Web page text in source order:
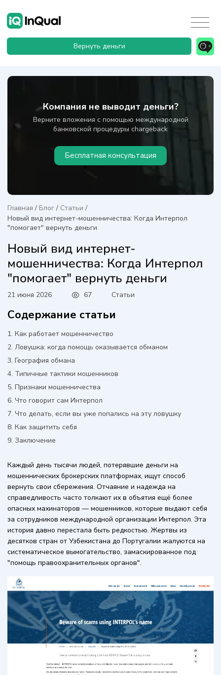
Вернуть деньги
Компания не выводит деньги?
Верните вложения с помощью международной
банковской процедуры chargeback
Бесплатная консультация
Главная / Блог / Статьи /
Новый вид интернет-мошенничества: Когда Интерпол
"помогает" вернуть деньги
Новый вид интернет-
мошенничества: Когда Интерпол
"помогает" вернуть деньги
21 июня 2026 67 Статьи
Содержание статьи
Как работает мошенничество
Ловушка: когда помощь оказывается обманом
География обмана
Типичные тактики мошенников
Признаки мошенничества
Что говорит сам Интерпол
Что делать, если вы уже попались на эту ловушку
Как защитить себя
Заключение
Каждый день тысячи людей, потерявшие деньги на
мошеннических брокерских платформах, ищут способ
вернуть свои сбережения. Отчаяние и надежда на
справедливость часто толкают их в объятия ещё более
опасных махинаторов — мошенников, которые выдают себя
за сотрудников международной организации Интерпол. Эта
история давно перестала быть редкостью. Жертвы из
десятков стран от Узбекистана до Португалии жалуются на
систематическое вымогательство, замаскированное под
"помощь правоохранительных органов".